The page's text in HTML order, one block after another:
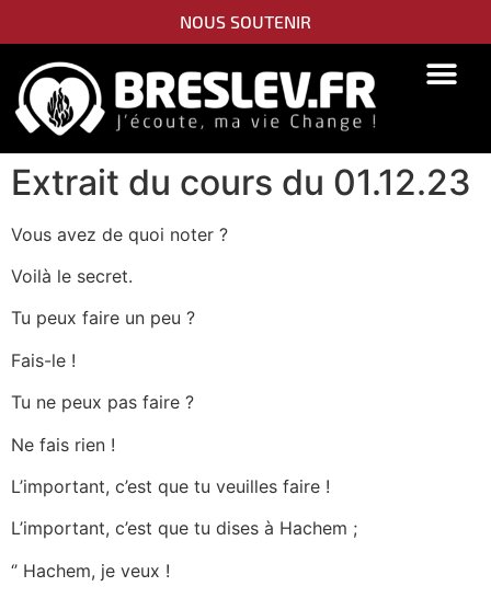
NOUS SOUTENIR
Extrait du cours du 01.12.23
Vous avez de quoi noter ?
Voilà le secret.
Tu peux faire un peu ?
Fais-le !
Tu ne peux pas faire ?
Ne fais rien !
L’important, c’est que tu veuilles faire !
L’important, c’est que tu dises à Hachem ;
‘’ Hachem, je veux !